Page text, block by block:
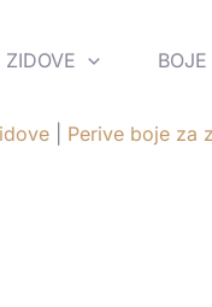
Perive boje za